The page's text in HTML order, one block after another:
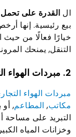
ال القدرة على تحمل
بيع رئيسية. إنها
خيارًا فعالًا من حيث
التنقل, يمنحك
2. مبردات الهواء التجاري
مبردات الهواء
مكاتب, المطاعم, أو
التبريد على مساحة
وخزانات المياه